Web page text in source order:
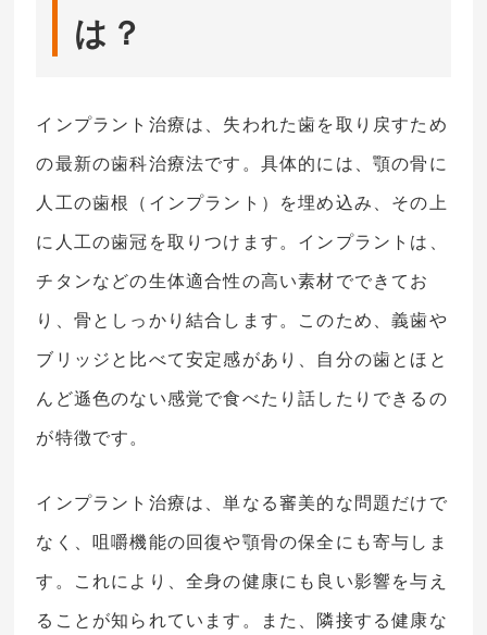
は？
インプラント治療は、失われた歯を取り戻すため
の最新の歯科治療法です。具体的には、顎の骨に
人工の歯根（インプラント）を埋め込み、その上
に人工の歯冠を取りつけます。インプラントは、
チタンなどの生体適合性の高い素材でできてお
り、骨としっかり結合します。このため、義歯や
ブリッジと比べて安定感があり、自分の歯とほと
んど遜色のない感覚で食べたり話したりできるの
が特徴です。
インプラント治療は、単なる審美的な問題だけで
なく、咀嚼機能の回復や顎骨の保全にも寄与しま
す。これにより、全身の健康にも良い影響を与え
ることが知られています。また、隣接する健康な